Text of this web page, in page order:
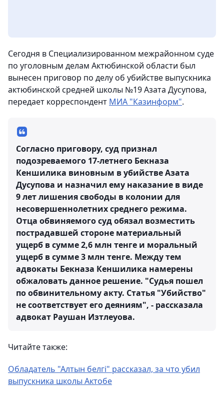
Сегодня в Специализированном межрайонном суде
по уголовным делам Актюбинской области был
вынесен приговор по делу об убийстве выпускника
актюбинской средней школы №19 Азата Дусупова,
передает корреспондент МИА "Казинформ".
Согласно приговору, суд признал
подозреваемого 17-летнего Бекназа
Кеншилика виновным в убийстве Азата
Дусупова и назначил ему наказание в виде
9 лет лишения свободы в колонии для
несовершеннолетних среднего режима.
Отца обвиняемого суд обязал возместить
пострадавшей стороне материальный
ущерб в сумме 2,6 млн тенге и моральный
ущерб в сумме 3 млн тенге. Между тем
адвокаты Бекназа Кеншилика намерены
обжаловать данное решение. "Судья пошел
по обвинительному акту. Статья "Убийство"
не соответствует его деяниям", - рассказала
адвокат Раушан Изтлеуова.
Читайте также:
Обладатель "Алтын белгі" рассказал, за что убил
выпускника школы Актобе